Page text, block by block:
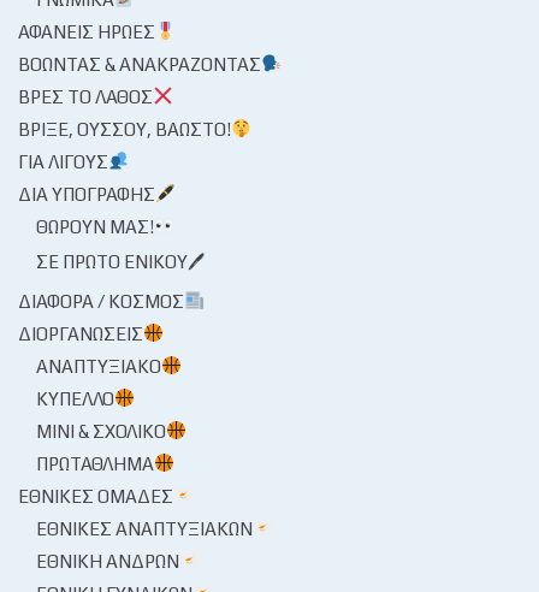
ΑΦΑΝΕΊΣ ΉΡΩΕΣ
ΒΟΏΝΤΑΣ & ΑΝΑΚΡΆΖΟΝΤΑΣ
ΒΡΕΣ ΤΟ ΛΆΘΟΣ
ΒΡΊΞΕ, ΟΎΣΣΟΥ, ΒΆΩΣΤΟ!
ΓΙΑ ΛΊΓΟΥΣ
ΔΙΑ ΥΠΟΓΡΑΦΉΣ
ΘΩΡΟΎΝ ΜΑΣ!
ΣΕ ΠΡΏΤΟ ΕΝΙΚΟΎ🖊
ΔΙΆΦΟΡΑ / ΚΌΣΜΟΣ
ΔΙΟΡΓΑΝΏΣΕΙΣ
ΑΝΑΠΤΥΞΙΑΚΌ
ΚΎΠΕΛΛΟ
ΜΊΝΙ & ΣΧΟΛΙΚΌ
ΠΡΩΤΆΘΛΗΜΑ
ΕΘΝΙΚΈΣ ΟΜΆΔΕΣ
ΕΘΝΙΚΈΣ ΑΝΑΠΤΥΞΙΑΚΏΝ
ΕΘΝΙΚΉ ΑΝΔΡΏΝ